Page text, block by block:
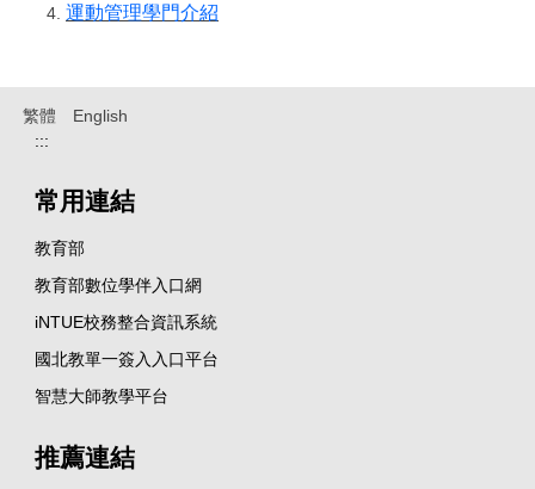
運動管理學門介紹
繁體
English
:::
常用連結
教育部
教育部數位學伴入口網
iNTUE校務整合資訊系統
國北教單一簽入入口平台
智慧大師教學平台
推薦連結